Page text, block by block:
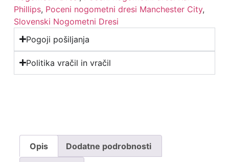
Phillips, Poceni nogometni dresi Manchester City,
Slovenski Nogometni Dresi
Pogoji pošiljanja
Politika vračil in vračil
Opis Dodatne podrobnosti